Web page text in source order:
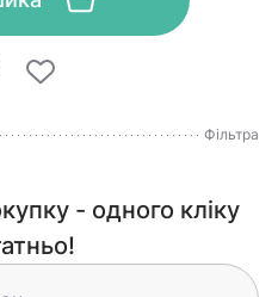
Фільтра
- одного кліку